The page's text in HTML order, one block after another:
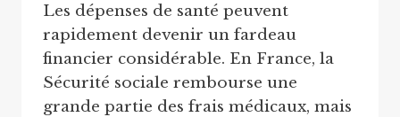
Les dépenses de santé peuvent
rapidement devenir un fardeau
financier considérable. En France, la
Sécurité sociale rembourse une
grande partie des frais médicaux, mais